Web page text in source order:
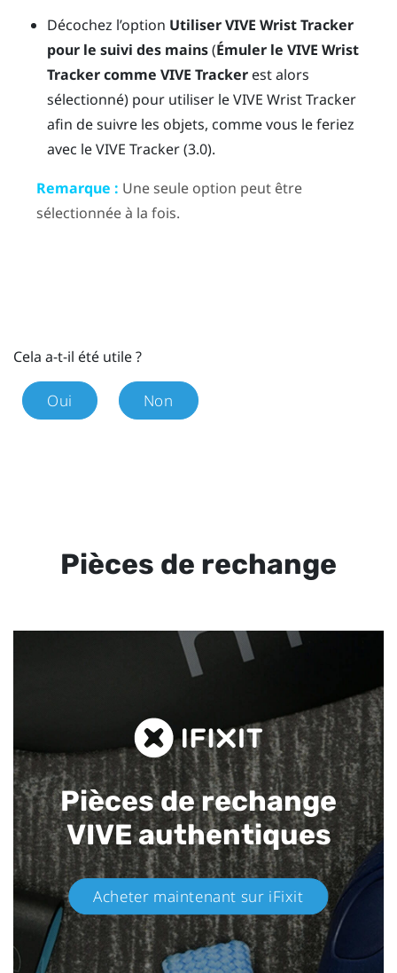
Décochez l’option UtiliserVIVE Wrist Tracker
pour le suivi des mains(Émuler le VIVE Wrist
Tracker comme VIVE Tracker est alors
sélectionné) pour utiliser leVIVE Wrist Tracker
afin de suivre les objets, comme vous le feriez
avec leVIVE Tracker (3.0).
Remarque : Une seule option peut être
sélectionnée à la fois.
Cela a-t-il été utile ?
Oui Non
Pièces de rechange
Pièces de rechange
VIVE authentiques​
Acheter maintenant sur iFixit​